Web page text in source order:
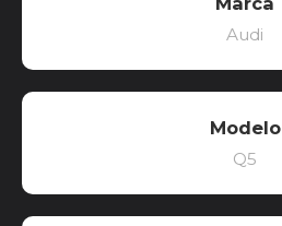
Audi
Modelo
Q5